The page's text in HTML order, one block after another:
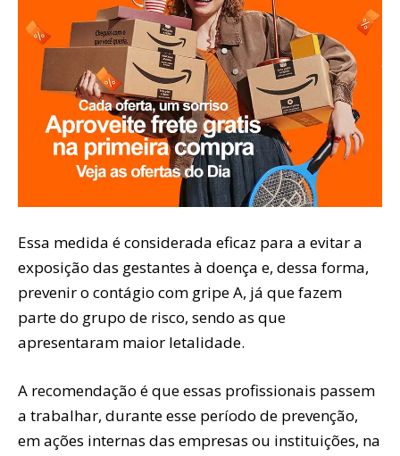
Essa medida é considerada eficaz para a evitar a
exposição das gestantes à doença e, dessa forma,
prevenir o contágio com gripe A, já que fazem
parte do grupo de risco, sendo as que
apresentaram maior letalidade.
A recomendação é que essas profissionais passem
a trabalhar, durante esse período de prevenção,
em ações internas das empresas ou instituições, na